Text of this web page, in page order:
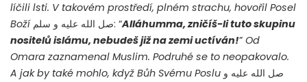
líčili lsti. V takovém prostředí, plném strachu, hovořil Posel
Boží
صل الله عليه و سلم: “Alláhumma, zničíš-li tuto skupinu
nositelů islámu, nebudeš již na zemi uctíván!” Od
Omara zaznamenal Muslim. Podruhé se to neopakovalo.
A jak by také mohlo, když Bůh Svému Poslu صل الله عليه و